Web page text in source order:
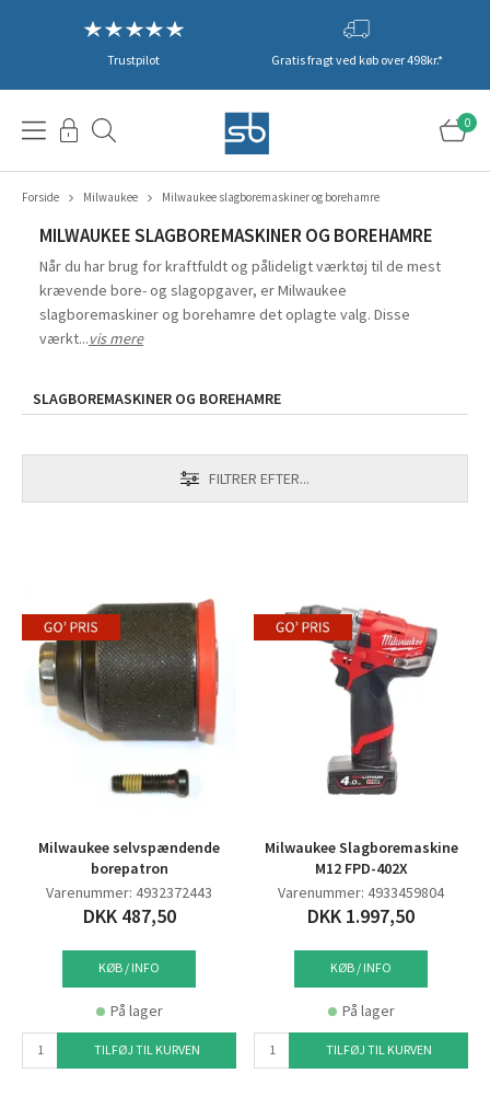
Trustpilot Gratis fragt ved køb over 498kr.*
0
Forside Milwaukee Milwaukee slagboremaskiner og borehamre
MILWAUKEE SLAGBOREMASKINER OG BOREHAMRE
Når du har brug for kraftfuldt og pålideligt værktøj til de mest
krævende bore- og slagopgaver, er Milwaukee
slagboremaskiner og borehamre det oplagte valg. Disse
værkt...vis mere
SLAGBOREMASKINER OG BOREHAMRE
FILTRER EFTER...
Milwaukee selvspændende
borepatron
Varenummer: 4932372443
DKK 487,50
KØB / INFO
På lager
TILFØJ TIL KURVEN
Milwaukee Slagboremaskine
M12 FPD-402X
Varenummer: 4933459804
DKK 1.997,50
KØB / INFO
På lager
TILFØJ TIL KURVEN